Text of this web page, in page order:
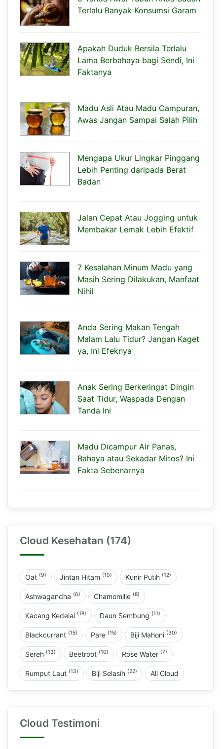
Terlalu Banyak Konsumsi Garam
Apakah Duduk Bersila Terlalu
Lama Berbahaya bagi Sendi, Ini
Faktanya
Madu Asli Atau Madu Campuran,
Awas Jangan Sampai Salah Pilih
Mengapa Ukur Lingkar Pinggang
Lebih Penting daripada Berat
Badan
Jalan Cepat Atau Jogging untuk
Membakar Lemak Lebih Efektif
7 Kesalahan Minum Madu yang
Masih Sering Dilakukan, Manfaat
Nihil
Anda Sering Makan Tengah
Malam Lalu Tidur? Jangan Kaget
ya, Ini Efeknya
Anak Sering Berkeringat Dingin
Saat Tidur, Waspada Dengan
Tanda Ini
Madu Dicampur Air Panas,
Bahaya atau Sekadar Mitos? Ini
Fakta Sebenarnya
Cloud Kesehatan (174)
Oat (9) Jintan Hitam (10) Kunir Putih (12)
Ashwagandha (6) Chamomille (8)
Kacang Kedelai (18) Daun Sembung (11)
Blackcurrant (15) Pare (15) Biji Mahoni (30)
Sereh (13) Beetroot (10) Rose Water (7)
Rumput Laut (13) Biji Selasih (22) All Cloud
Cloud Testimoni